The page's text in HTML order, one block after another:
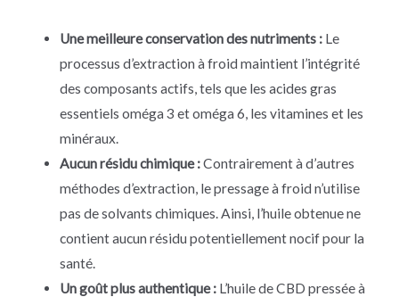
Une meilleure conservation des nutriments :Le
processus d’extraction à froid maintient l’intégrité
des composants actifs, tels que les acides gras
essentiels oméga 3 et oméga 6, les vitamines et les
minéraux.
Aucun résidu chimique :Contrairement à d’autres
méthodes d’extraction, le pressage à froid n’utilise
pas de solvants chimiques. Ainsi, l’huile obtenue ne
contient aucun résidu potentiellement nocif pour la
santé.
Un goût plus authentique :L’huile de CBD pressée à